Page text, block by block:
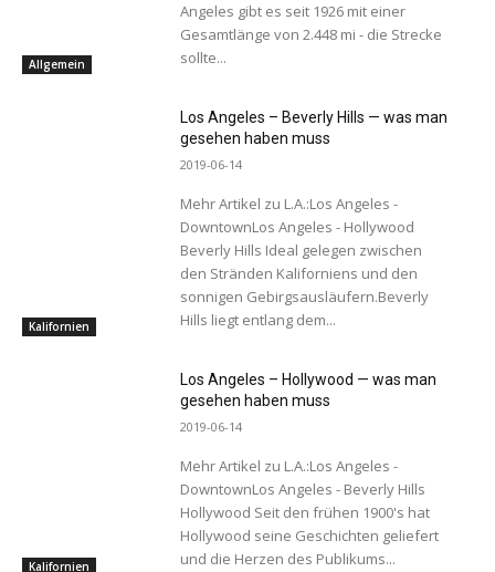
Allgemein
Angeles gibt es seit 1926 mit einer
Gesamtlänge von 2.448 mi - die Strecke
sollte...
Kalifornien
Los Angeles – Beverly Hills — was man
gesehen haben muss
2019-06-14
Mehr Artikel zu L.A.:Los Angeles -
DowntownLos Angeles - Hollywood
Beverly Hills Ideal gelegen zwischen
den Stränden Kaliforniens und den
sonnigen Gebirgsausläufern.Beverly
Hills liegt entlang dem...
Kalifornien
Los Angeles – Hollywood — was man
gesehen haben muss
2019-06-14
Mehr Artikel zu L.A.:Los Angeles -
DowntownLos Angeles - Beverly Hills
Hollywood Seit den frühen 1900's hat
Hollywood seine Geschichten geliefert
und die Herzen des Publikums...